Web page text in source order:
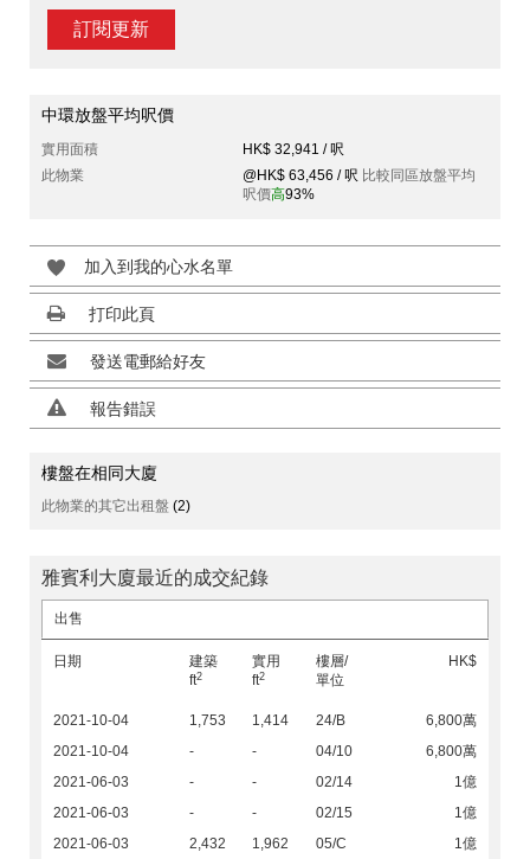
訂閱更新
中環放盤平均呎價
實用面積
HK$ 32,941 / 呎
此物業
@HK$ 63,456 / 呎 比較同區放盤平均
呎價高93%
加入到我的心水名單
打印此頁
發送電郵給好友
報告錯誤
樓盤在相同大廈
此物業的其它出租盤 (2)
雅賓利大廈最近的成交紀錄
出售
日期
建築
ft2
實用
ft2
樓層/
單位
HK$
2021-10-04 1,753 1,414 24/B
6,800萬
2021-10-04
- - 04/10
6,800萬
2021-06-03
- - 02/14
1億
2021-06-03
- - 02/15
1億
2021-06-03
2,432 1,962 05/C
1億